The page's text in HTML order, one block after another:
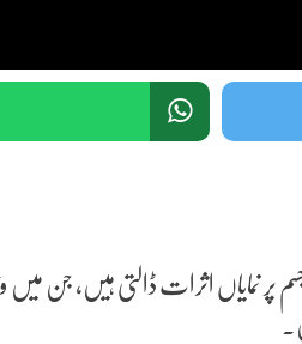
نمایاں اثرات ڈالتی ہیں، جن